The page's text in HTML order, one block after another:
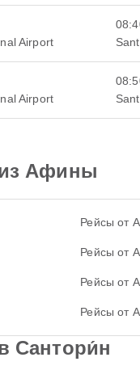
Airport
Airport
Афины
Рейсы от
Рейсы от
Рейсы от
Рейсы от
Сантори́н